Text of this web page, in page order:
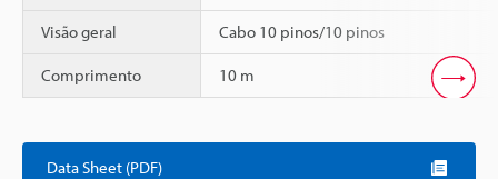
Visão geral Cabo 10 pinos/10 pinos
Comprimento 10 m
Data Sheet (PDF)